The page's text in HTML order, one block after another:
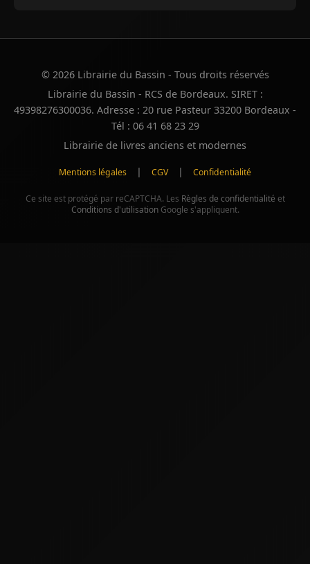
© 2026 Librairie du Bassin - Tous droits réservés
Librairie du Bassin - RCS de Bordeaux. SIRET :
49398276300036. Adresse : 20 rue Pasteur 33200 Bordeaux -
Tél : 06 41 68 23 29
Librairie de livres anciens et modernes
Mentions légales | CGV | Confidentialité
Ce site est protégé par reCAPTCHA. Les Règles de confidentialité et
Conditions d'utilisationGoogle s'appliquent.